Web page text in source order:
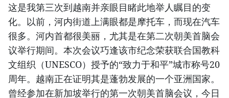
这是我第三次到越南并亲眼目睹此地举人瞩目的变
化。以前，河内街道上满眼都是摩托车，而现在汽车
很多。河内首都很美丽，尤其是在第二次朝美首脑会
议举行期间。本次会议巧逢该市纪念荣获联合国教科
文组织（UNESCO）授予的“致力于和平”城市称号20
周年。越南正在证明其是蓬勃发展的一个亚洲国家。
曾经参加在新加坡举行的第一次朝美首脑会议，今日